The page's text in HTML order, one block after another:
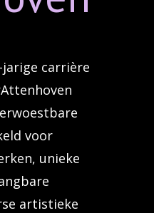
jarige carrière
voor
unieke
artistieke